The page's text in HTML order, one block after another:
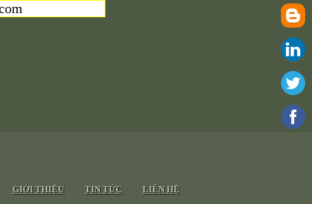
GIỚI THIỆU TIN TỨC LIÊN HỆ